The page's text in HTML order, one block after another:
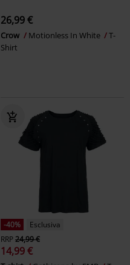
26,99 €
Crow Motionless In White
T-
Shirt
-40%
Esclusiva
RRP24,99 €
14,99 €